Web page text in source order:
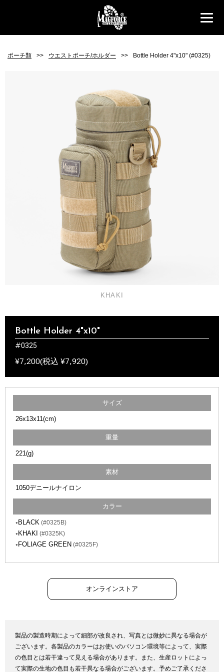
ポーチ類 >> ウエストポーチ/ホルダー >> Bottle Holder 4"x10" (#0325)
KHAKI
Bottle Holder 4"x10"
#0325
¥7,200(税込 ¥7,920)
サイズ
26x13x11(cm)
重量
221(g)
素材
1050デニールナイロン
カラー
◦BLACK (#0325B)
◦KHAKI (#0325K)
◦FOLIAGE GREEN (#0325F)
オンラインストア
製品の製造時期によって細部が改良され、写真とは微妙に異なる場合が
ございます。各製品のカラーはお使いのパソコン環境等によって、実際
の色目とは若干違って見える場合があります。また、生産ロットによっ
て実際の生地の色目も若干異なる場合がございます。予めご了承くださ